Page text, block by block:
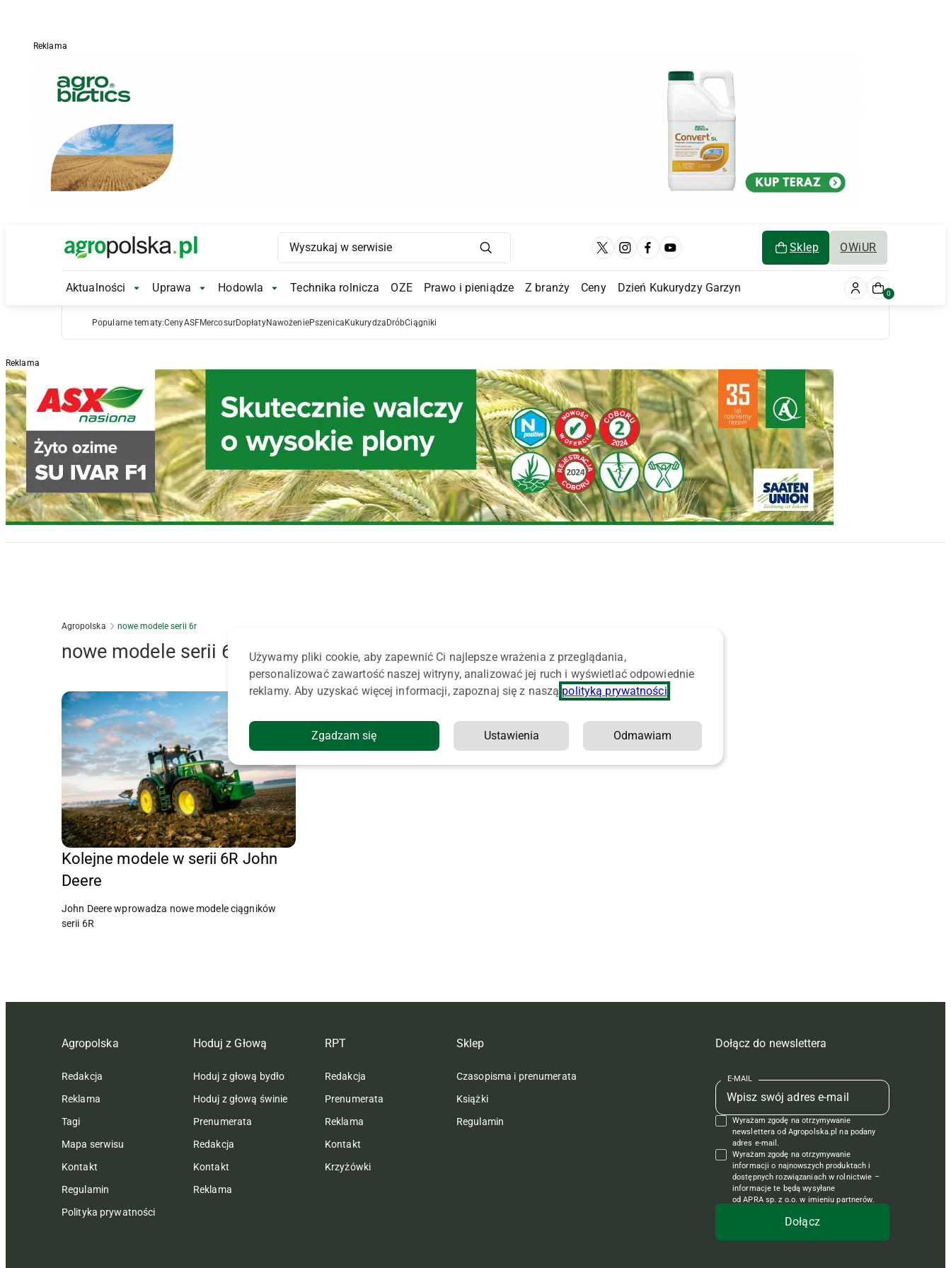
Reklama
Main Logo Sklep OWiUR
Main Navigation
Aktualności Aktualności Submenu
Uprawa Uprawa Submenu
Hodowla Hodowla Submenu
Technika rolnicza OZE Prawo i pieniądze Z branży Ceny Dzień Kukurydzy Garzyn 0
Popularne tematy:CenyASFMercosurDopłatyNawożeniePszenica Kukurydza DróbCiągniki
Reklama
Agropolska nowe modele serii 6r
nowe modele serii 6r
Kolejne modele w serii 6R John
Deere
John Deere wprowadza nowe modele ciągników
serii 6R
Agropolska
Redakcja
Reklama
Tagi
Mapa serwisu
Kontakt
Regulamin
Polityka prywatności
Hoduj z Głową
Hoduj z głową bydło
Hoduj z głową świnie
Prenumerata
Redakcja
Kontakt
Reklama
RPT
Redakcja
Prenumerata
Reklama
Kontakt
Krzyżówki
Sklep
Czasopisma i prenumerata
Książki
Regulamin
Dołącz do newslettera
E-MAIL
Wyrażam zgodę na otrzymywanie
newslettera od Agropolska.pl na podany
adres e-mail.
Wyrażam zgodę na otrzymywanie
informacji o najnowszych produktach i
dostępnych rozwiązaniach w rolnictwie –
informacje te będą wysyłane
od APRA sp. z o.o. w imieniu partnerów.
Używamy pliki cookie, aby zapewnić Ci najlepsze wrażenia z przeglądania,
personalizować zawartość naszej witryny, analizować jej ruch i wyświetlać odpowiednie
reklamy. Aby uzyskać więcej informacji, zapoznaj się z naszą polityką prywatności
Zgadzam się Ustawienia Odmawiam